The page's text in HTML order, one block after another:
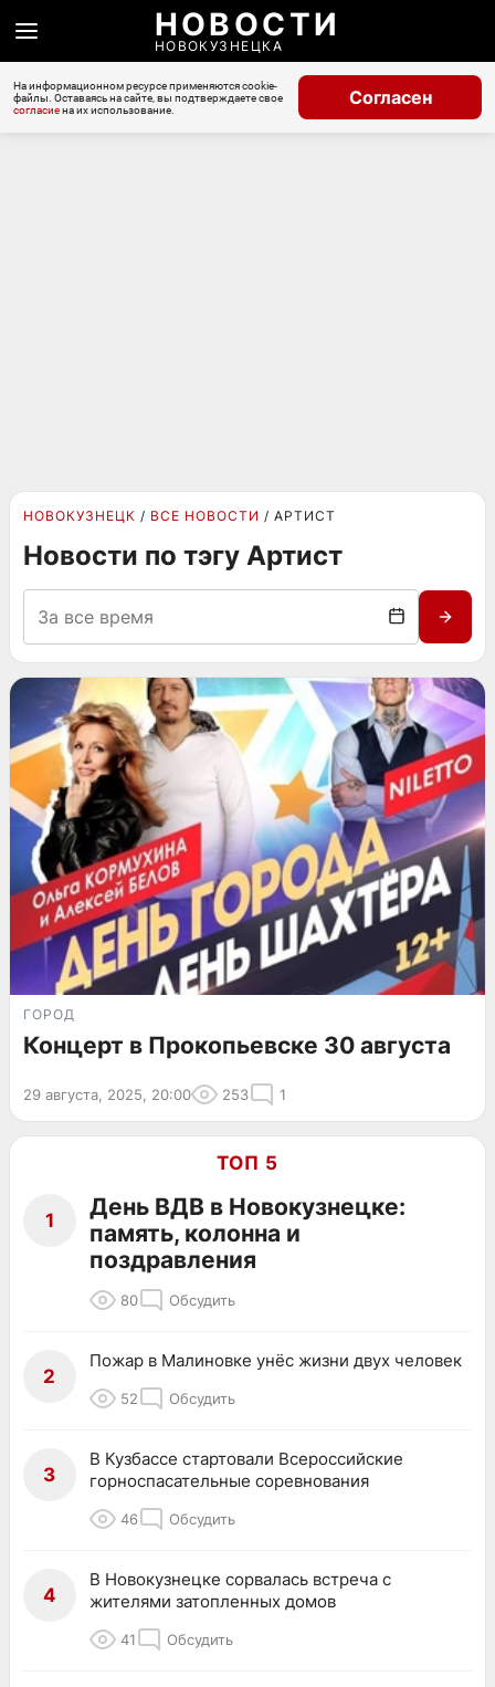
НОВОСТИ
НОВОКУЗНЕЦКА
На информационном ресурсе применяются cookie-
файлы. Оставаясь на сайте, вы подтверждаете свое
согласиена их использование.
Согласен
НОВОКУЗНЕЦК ВСЕ НОВОСТИ АРТИСТ
Новости по тэгу Артист
ГОРОД
Концерт в Прокопьевске 30 августа
29 августа, 2025, 20:00 253 1
ТОП 5
1
День ВДВ в Новокузнецке:
память, колонна и
поздравления
80 Обсудить
2
Пожар в Малиновке унёс жизни двух человек
52 Обсудить
3
В Кузбассе стартовали Всероссийские
горноспасательные соревнования
46 Обсудить
4
В Новокузнецке сорвалась встреча с
жителями затопленных домов
41 Обсудить